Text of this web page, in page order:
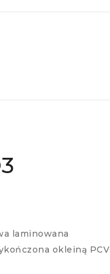
laminowana
okleiną PCV